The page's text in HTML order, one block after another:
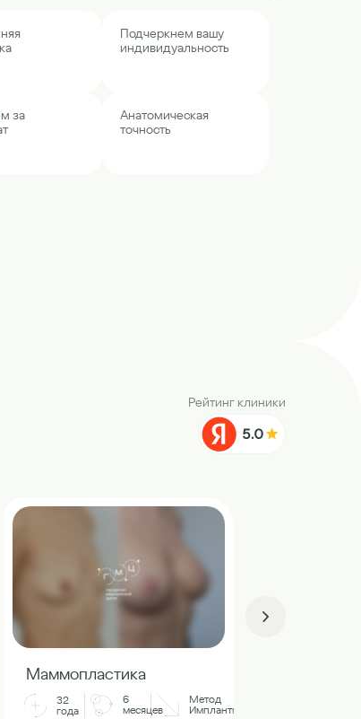
Подчеркнем вашу
индивидуальность
за
Анатомическая
точность
Рейтинг клиники
Маммопластика
32
года
6
месяцев
Метод
Импланты